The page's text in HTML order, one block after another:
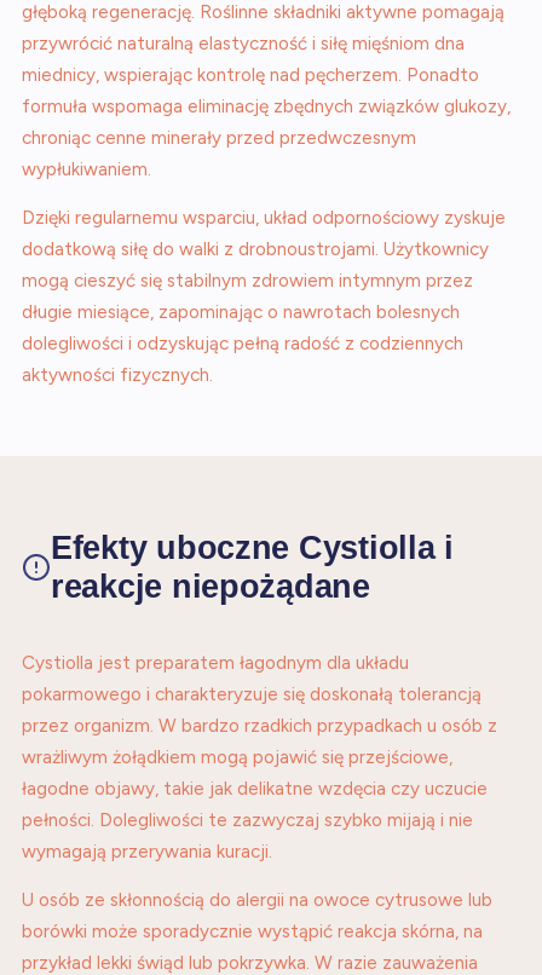
głęboką regenerację. Roślinne składniki aktywne pomagają
przywrócić naturalną elastyczność i siłę mięśniom dna
miednicy, wspierając kontrolę nad pęcherzem. Ponadto
formuła wspomaga eliminację zbędnych związków glukozy,
chroniąc cenne minerały przed przedwczesnym
wypłukiwaniem.
Dzięki regularnemu wsparciu, układ odpornościowy zyskuje
dodatkową siłę do walki z drobnoustrojami. Użytkownicy
mogą cieszyć się stabilnym zdrowiem intymnym przez
długie miesiące, zapominając o nawrotach bolesnych
dolegliwości i odzyskując pełną radość z codziennych
aktywności fizycznych.
Efekty uboczne Cystiolla i
reakcje niepożądane
Cystiolla jest preparatem łagodnym dla układu
pokarmowego i charakteryzuje się doskonałą tolerancją
przez organizm. W bardzo rzadkich przypadkach u osób z
wrażliwym żołądkiem mogą pojawić się przejściowe,
łagodne objawy, takie jak delikatne wzdęcia czy uczucie
pełności. Dolegliwości te zazwyczaj szybko mijają i nie
wymagają przerywania kuracji.
U osób ze skłonnością do alergii na owoce cytrusowe lub
borówki może sporadycznie wystąpić reakcja skórna, na
przykład lekki świąd lub pokrzywka. W razie zauważenia